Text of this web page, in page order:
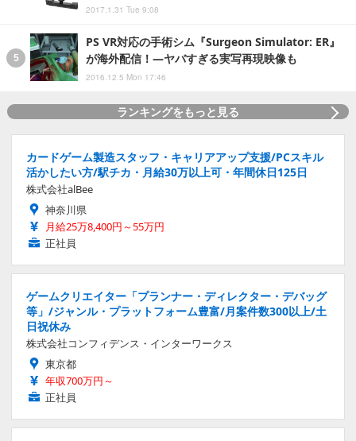
2017.1.31 Tue 9:08
PS VR対応の手術シム『Surgeon Simulator: ER』
が海外配信！―ヤバすぎる実写再現映像も
2016.12.5 Mon 17:46
ランキングをもっと見る
カードゲーム製造スタッフ・キャリアアップ支援/PCスキル
活かしたい方/駅チカ・月給30万以上可・年間休日125日
株式会社alBee
神奈川県
月給25万8,400円～55万円
正社員
ゲームクリエイター「プランナー・ディレクター・デバッグ
等」/ジャンル・プラットフォーム豊富/月案件数300以上/土
日祝休み
株式会社コンフィデンス・インターワークス
東京都
年収700万円～
正社員